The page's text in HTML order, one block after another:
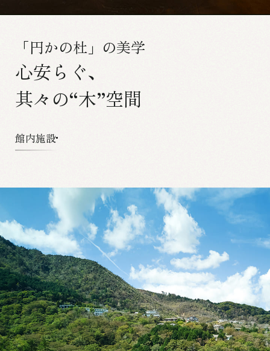
「円かの杜」の美学
心安らぐ、
其々の“木”空間
館内施設